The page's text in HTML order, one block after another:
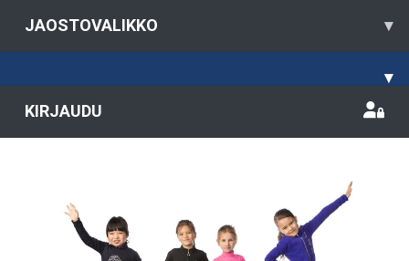
JAOSTOVALIKKO ▾
▾
KIRJAUDU